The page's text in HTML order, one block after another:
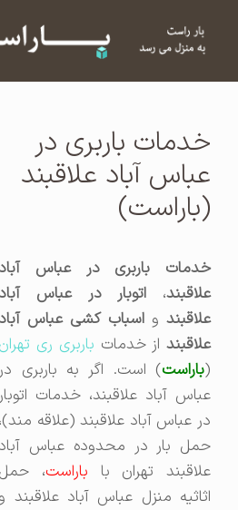
خدمات باربری در
عباس آباد علاقبند
(باراست)
خدمات باربری در عباس آباد
علاقبند،اتوبار در عباس آباد
علاقبندواسباب کشی عباس آباد
علاقبنداز خدماتباربری ری تهران
باراست) است. اگر به باربری در
عباس آباد علاقبند، خدمات اتوبار
در عباس آباد علاقبند (علاقه مند)،
حمل بار در محدوده عباس آباد
علاقبند تهران با باراست، حمل
اثاثیه منزل عباس آباد علاقبند و